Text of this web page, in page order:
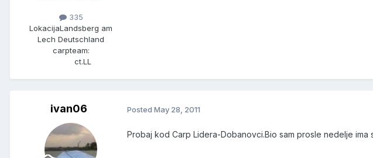
335
LokacijaLandsberg am
Lech Deutschland
carpteam:
ct.LL
ivan06 Posted May 28, 2011
Probaj kod Carp Lidera-Dobanovci.Bio sam prosle nedelje ima